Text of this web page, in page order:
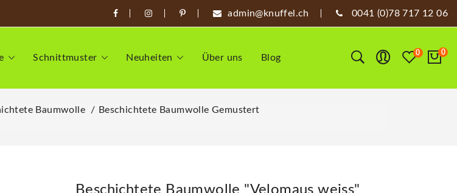
admin@knuffel.ch 0041 (0)78 717 12 06
Schnittmuster Neuheiten Über uns Blog 0 0
Baumwolle
Beschichtete Baumwolle Gemustert
Beschichtete Baumwolle "Velomaus weiss"